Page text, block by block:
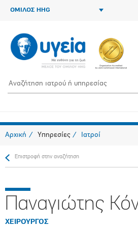
ΟΜΙΛΟΣ HHG
Αρχική Υπηρεσίες Ιατροί
Επιστροφή στην αναζήτηση
Παναγιώτης
ΧΕΙΡΟΥΡΓΟΣ